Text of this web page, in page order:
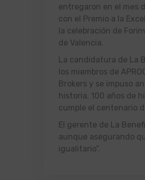
entregaron en el mes
con el Premio a la
la celebración de
de Valencia.
La candidatura de La
los miembros de
Brokers y se impuso
historia, 100 años de
cumple el centenario
El gerente de La
aunque asegurando
igualitario”.